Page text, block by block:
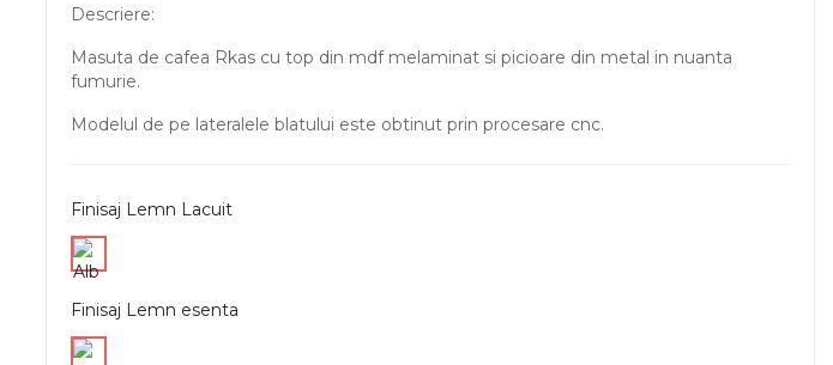
Descriere:
Masuta de cafea Rkas cu top din mdf melaminat si picioare din metal in nuanta
fumurie.
Modelul de pe lateralele blatului este obtinut prin procesare cnc.
Finisaj Lemn Lacuit
Finisaj Lemn esenta